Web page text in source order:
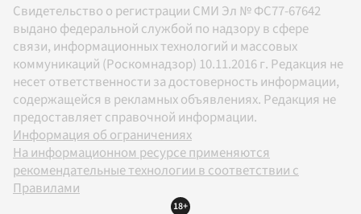
Свидетельство о регистрации СМИ Эл № ФС77-67642
выдано федеральной службой по надзору в сфере
связи, информационных технологий и массовых
коммуникаций (Роскомнадзор) 10.11.2016 г. Редакция не
несет ответственности за достоверность информации,
содержащейся в рекламных объявлениях. Редакция не
предоставляет справочной информации.
Информация об ограничениях
На информационном ресурсе применяются
рекомендательные технологии в соответствии с
Правилами
18+